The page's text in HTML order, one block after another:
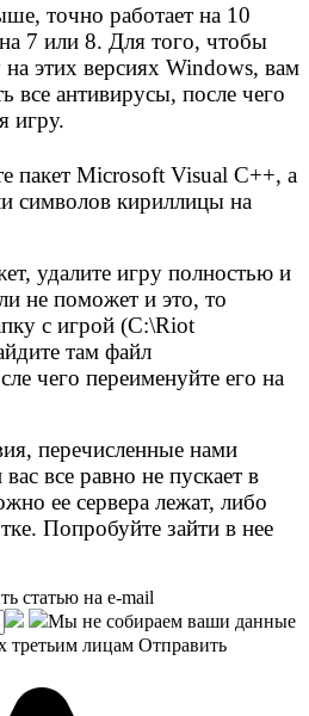
точно работает на 10
7 или 8. Для того, чтобы
этих версиях Windows, вам
все антивирусы, после чего
игру.
пакет Microsoft Visual C++, а
символов кириллицы на
удалите игру полностью и
не поможет и это, то
с игрой (C:\Riot
там файл
чего переименуйте его на
перечисленные нами
все равно не пускает в
ее сервера лежат, либо
Попробуйте зайти в нее
статью на e-mail
Мы не собираем ваши данные
третьим лицам Отправить